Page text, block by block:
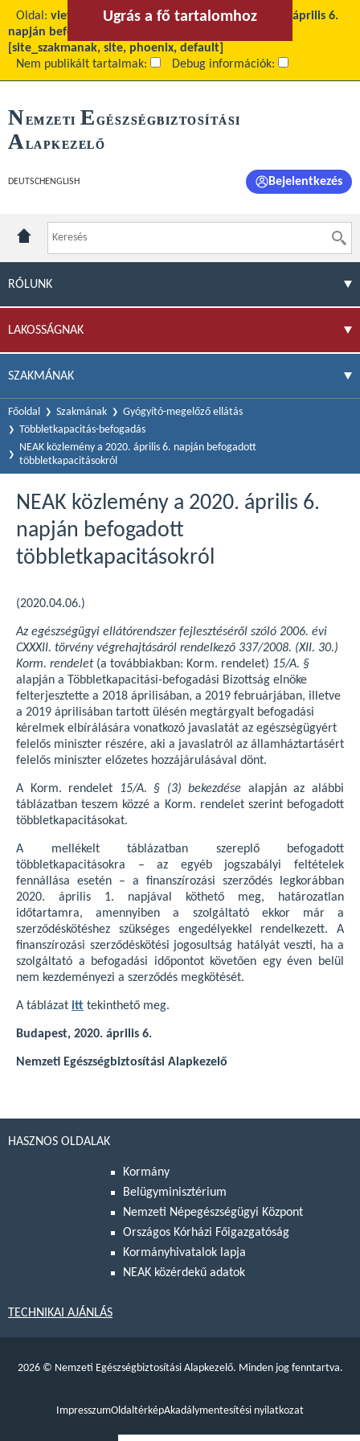
Oldal: view Fő tartalom: NEAK közlemény a 2020. április 6.
napján befogadott többletkapacitásokról
[site_szakmanak, site, phoenix, default]
Nem publikált tartalmak:
Debug információk:
Ugrás a menühöz
Ugrás a fő tartalomhoz
NEMZETI E GÉSZSÉGBIZTOSÍTÁSI
ALAPKEZELŐ
DEUTSCH ENGLISH Bejelentkezés
RÓLUNK
LAKOSSÁGNAK
SZAKMÁNAK
Főoldal Szakmának
Gyógyító-megelőző ellátás
Többletkapacitás-befogadás
NEAK közlemény a 2020. április 6. napján befogadott
többletkapacitásokról
NEAK közlemény a 2020. április 6.
napján befogadott
többletkapacitásokról
(2020.04.06.)
Az egészségügyi ellátórendszer fejlesztéséről szóló 2006. évi
CXXXII. törvény végrehajtásáról rendelkező 337/2008. (XII. 30.)
Korm. rendelet (a továbbiakban: Korm. rendelet) 15/A. §
alapján a Többletkapacitási-befogadási Bizottság elnöke
felterjesztette a 2018 áprilisában, a 2019 februárjában, illetve
a 2019 áprilisában tartott ülésén megtárgyalt befogadási
kérelmek elbírálására vonatkozó javaslatát az egészségügyért
felelős miniszter részére, aki a javaslatról az államháztartásért
felelős miniszter előzetes hozzájárulásával dönt.
A Korm. rendelet 15/A. § (3) bekezdése alapján az alábbi
táblázatban teszem közzé a Korm. rendelet szerint befogadott
többletkapacitásokat.
A mellékelt táblázatban szereplő befogadott
többletkapacitásokra – az egyéb jogszabályi feltételek
fennállása esetén – a finanszírozási szerződés legkorábban
2020. április 1. napjával köthető meg, határozatlan
időtartamra, amennyiben a szolgáltató ekkor már a
szerződéskötéshez szükséges engedélyekkel rendelkezett. A
finanszírozási szerződéskötési jogosultság hatályát veszti, ha a
szolgáltató a befogadási időpontot követően egy éven belül
nem kezdeményezi a szerződés megkötését.
A táblázat itt tekinthető meg.
Budapest, 2020. április 6.
Nemzeti Egészségbiztosítási Alapkezelő
HASZNOS OLDALAK
Kormány
Belügyminisztérium
Nemzeti Népegészségügyi Központ
Országos Kórházi Főigazgatóság
Kormányhivatalok lapja
NEAK közérdekű adatok
TECHNIKAI AJÁNLÁS
2026 © Nemzeti Egészségbiztosítási Alapkezelő. Minden jog fenntartva.
ImpresszumOldaltérképAkadálymentesítési nyilatkozat